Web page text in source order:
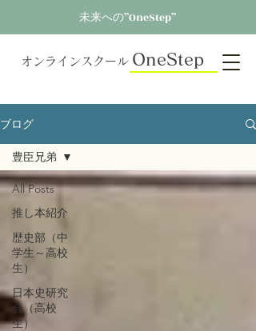
未来への”OneStep”
オンラインスクール OneStep
ブログ
All Posts
推し本紹介
歴史部（中
学生～高校
生）
日本史研究
会（高校
生）
豊臣兄弟